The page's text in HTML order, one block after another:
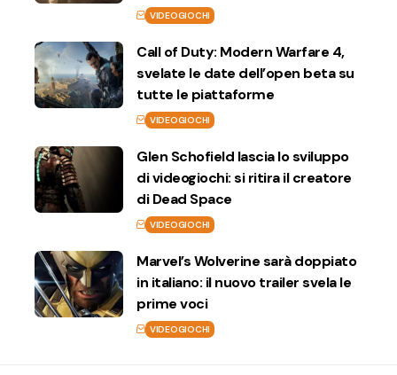
VIDEOGIOCHI
Call of Duty: Modern Warfare 4,
svelate le date dell’open beta su
tutte le piattaforme
VIDEOGIOCHI
Glen Schofield lascia lo sviluppo
di videogiochi: si ritira il creatore
di Dead Space
VIDEOGIOCHI
Marvel’s Wolverine sarà doppiato
in italiano: il nuovo trailer svela le
prime voci
VIDEOGIOCHI